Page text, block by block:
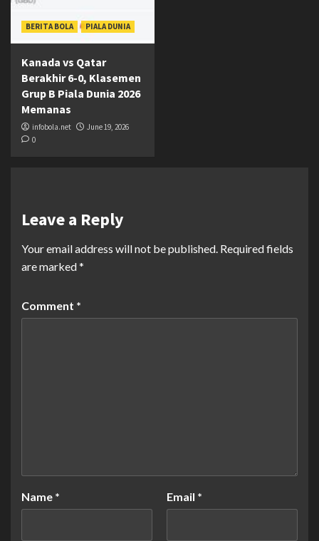
BERITA BOLA PIALA DUNIA
Kanada vs Qatar
Berakhir 6-0, Klasemen
Grup B Piala Dunia 2026
Memanas
infobola.net
June 19, 2026
0
Leave a Reply
Your email address will not be published. Required fields
are marked*
Comment *
Name * Email *